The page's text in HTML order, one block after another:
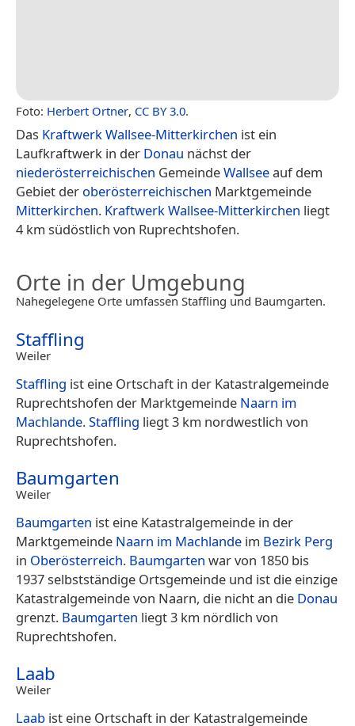
Foto: Herbert Ortner, CC BY 3.0.
Das Kraftwerk Wallsee-Mitterkirchen ist ein
Laufkraftwerk in der Donau nächst der
niederösterreichischen GemeindeWallseeauf dem
Gebiet der oberösterreichischen Marktgemeinde
Mitterkirchen. Kraftwerk Wallsee-Mitterkirchen liegt
4 km südöstlich von Ruprechtshofen.
Orte in der Umgebung
Nahegelegene Orte umfassen Staffling und Baumgarten.
Staffling
Weiler
Staffling ist eine Ortschaft in der Katastralgemeinde
Ruprechtshofen der Marktgemeinde Naarn im
Machlande.Staffling liegt 3 km nordwestlich von
Ruprechtshofen.
Baumgarten
Weiler
Baumgarten ist eine Katastralgemeinde in der
Marktgemeinde Naarn im Machlande im Bezirk Perg
in Oberösterreich. Baumgarten war von 1850 bis
1937 selbstständige Ortsgemeinde und ist die einzige
Katastralgemeinde von Naarn, die nicht an die Donau
grenzt. Baumgarten liegt 3 km nördlich von
Ruprechtshofen.
Laab
Weiler
Laab ist eine Ortschaft in der Katastralgemeinde